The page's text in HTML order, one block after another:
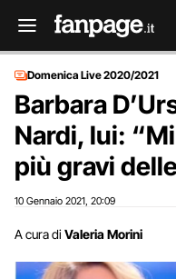
Domenica Live 2020/2021
Barbara
Nardi, lui:
più gravi
10 Gennaio 2021 20:09
A cura di Valeria Morini